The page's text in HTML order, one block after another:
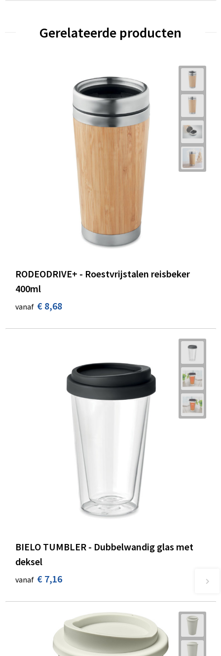
Gerelateerde producten
RODEODRIVE+ - Roestvrijstalen reisbeker
400ml
vanaf € 8,68
BIELO TUMBLER - Dubbelwandig glas met
deksel
vanaf € 7,16